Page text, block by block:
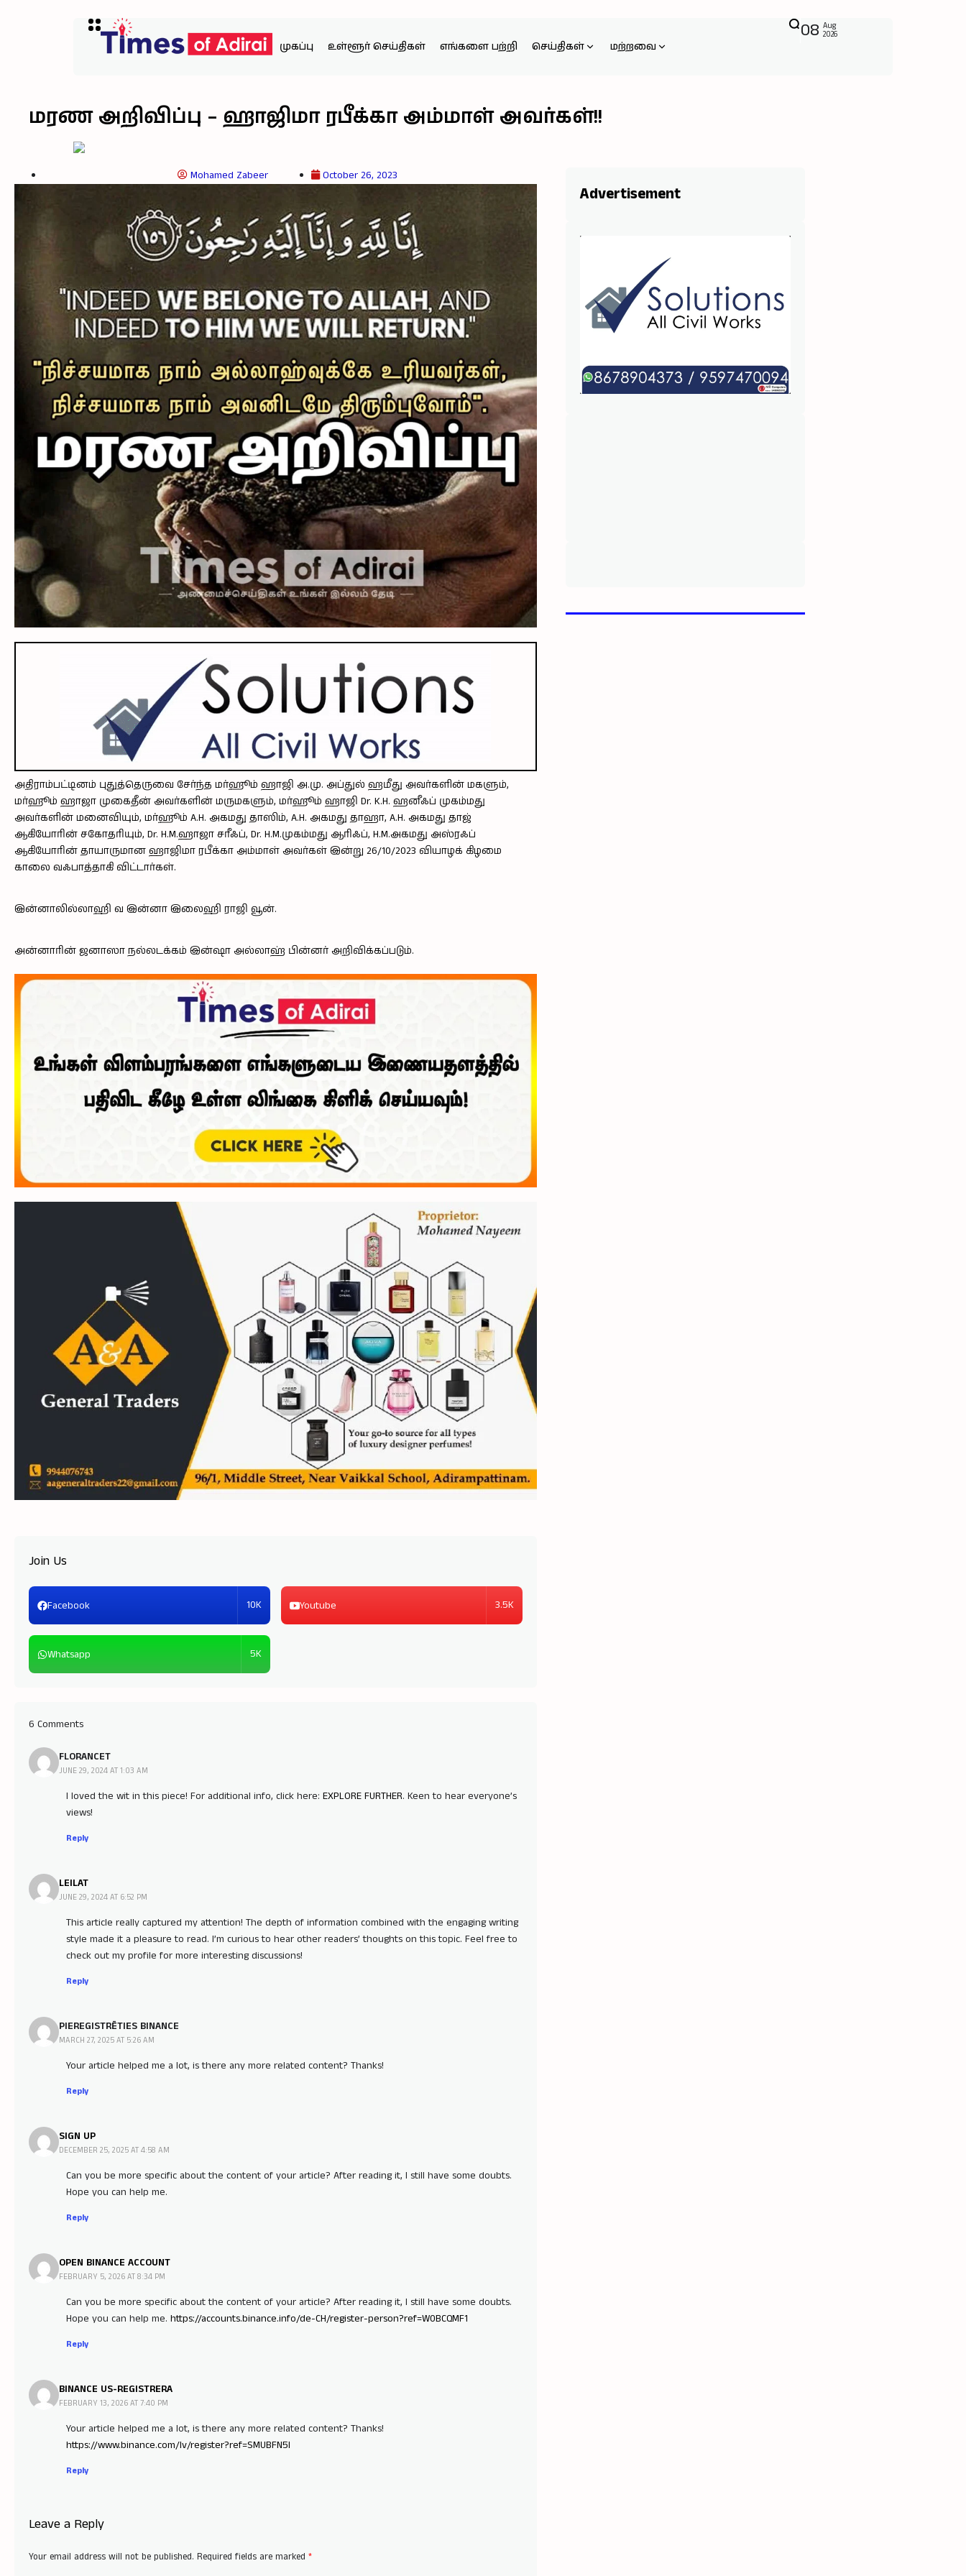
முகப்பு உள்ளூர் செய்திகள் எங்களை பற்றி செய்திகள் மற்றவை
08 Aug
2026
மரண அறிவிப்பு – ஹாஜிமா ரபீக்கா அம்மாள் அவர்கள்!!
Mohamed Zabeer October 26, 2023
அதிராம்பட்டினம் புதுத்தெருவை சேர்ந்த மர்ஹூம் ஹாஜி அ.மு. அப்துல் ஹமீது அவர்களின் மகளும்,
மர்ஹூம் ஹாஜா முகைதீன் அவர்களின் மருமகளும், மர்ஹூம் ஹாஜி Dr. K.H. ஹனீஃப் முகம்மது
அவர்களின் மனைவியும், மர்ஹூம் A.H. அகமது தாஸிம், A.H. அகமது தாஹா, A.H. அகமது தாஜ்
ஆகியோரின் சகோதரியும், Dr. H.M.ஹாஜா சரீஃப், Dr. H.M.முகம்மது ஆரிஃப், H.M.அகமது அஸ்ரஃப்
ஆகியோரின் தாயாருமான ஹாஜிமா ரபீக்கா அம்மாள் அவர்கள் இன்று 26/10/2023 வியாழக் கிழமை
காலை வஃபாத்தாகி விட்டார்கள்.
இன்னாலில்லாஹி வ இன்னா இலைஹி ராஜி வூன்.
அன்னாரின் ஜனாஸா நல்லடக்கம் இன்ஷா அல்லாஹ் பின்னர் அறிவிக்கப்படும்.
Join Us
Facebook 10K Youtube 3.5K
Whatsapp 5K
6 Comments
FLORANCET
JUNE 29, 2024 AT 1:03 AM
I loved the wit in this piece! For additional info, click here: EXPLORE FURTHER. Keen to hear everyone’s
views!
Reply
LEILAT
JUNE 29, 2024 AT 6:52 PM
This article really captured my attention! The depth of information combined with the engaging writing
style made it a pleasure to read. I’m curious to hear other readers’ thoughts on this topic. Feel free to
check out my profile for more interesting discussions!
Reply
PIEREGISTRĒTIES BINANCE
MARCH 27, 2025 AT 5:26 AM
Your article helped me a lot, is there any more related content? Thanks!
Reply
SIGN UP
DECEMBER 25, 2025 AT 4:58 AM
Can you be more specific about the content of your article? After reading it, I still have some doubts.
Hope you can help me.
Reply
OPEN BINANCE ACCOUNT
FEBRUARY 5, 2026 AT 8:34 PM
Can you be more specific about the content of your article? After reading it, I still have some doubts.
Hope you can help me. https://accounts.binance.info/de-CH/register-person?ref=W0BCQMF1
Reply
BINANCE US-REGISTRERA
FEBRUARY 13, 2026 AT 7:40 PM
Your article helped me a lot, is there any more related content? Thanks!
https://www.binance.com/lv/register?ref=SMUBFN5I
Reply
Leave a Reply
Your email address will not be published. Required fields are marked *
Advertisement